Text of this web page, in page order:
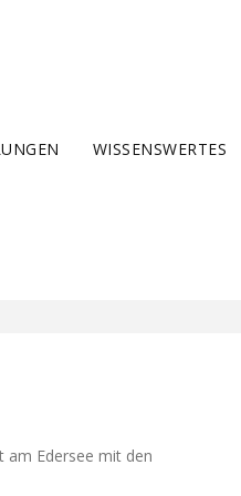
WISSENSWERTES
am Edersee mit den